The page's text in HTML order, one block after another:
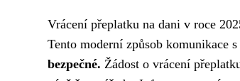
Vrácení přeplatku na dani v roce
Tento moderní způsob komunikace
bezpečné. Žádost o vrácení